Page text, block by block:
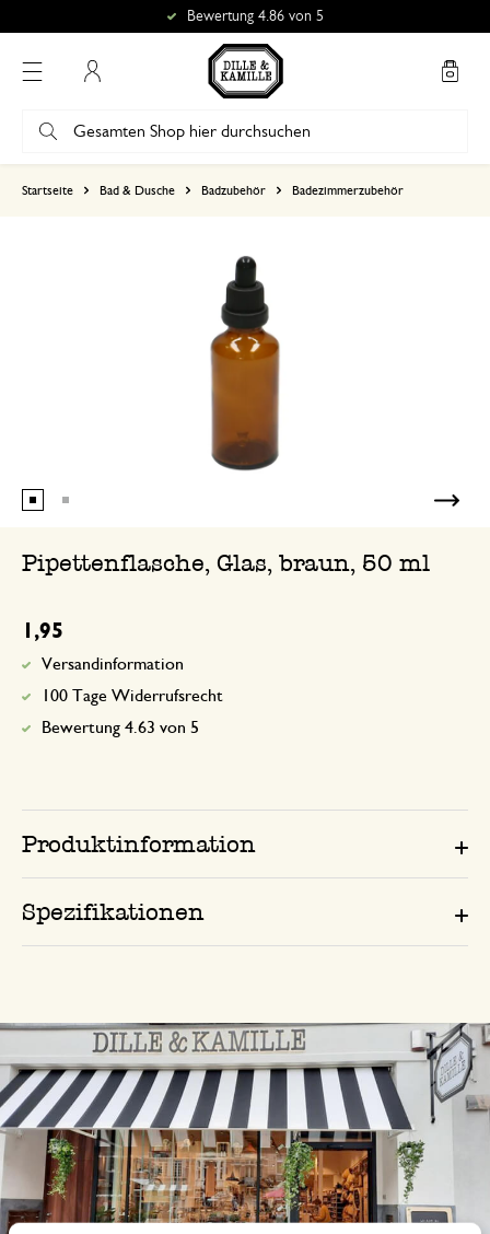
Bewertung 4.86 von 5
Startseite Bad & Dusche Badzubehör Badezimmerzubehör
Pipettenflasche, Glas, braun, 50 ml
1,95
Versandinformation
100 Tage Widerrufsrecht
Bewertung 4.63 von 5
Produktinformation
Spezifikationen